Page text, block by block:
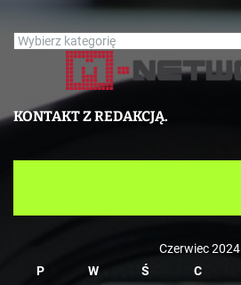
K
e
e
KONTAKT Z REDAKCJĄ.
Kontakt z
Czerwiec 2024
P
W Ś C